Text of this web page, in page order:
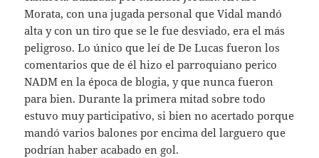
Morata, con una jugada personal que Vidal mandó
alta y con un tiro que se le fue desviado, era el más
peligroso. Lo único que leí de De Lucas fueron los
comentarios que de él hizo el parroquiano perico
NADM en la época de blogia, y que nunca fueron
para bien. Durante la primera mitad sobre todo
estuvo muy participativo, si bien no acertado porque
mandó varios balones por encima del larguero que
podrían haber acabado en gol.